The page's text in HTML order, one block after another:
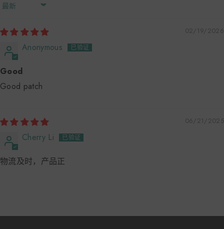
Sort By
02/19/2026
Anonymous
Good
Good patch
06/21/2025
Cherry Li
物流及时，产品正